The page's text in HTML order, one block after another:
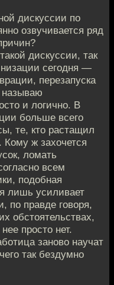
дискуссии по
озвучивается ряд
дискуссии, так
сегодня —
перезапуска
называю
и логично. В
больше всего
те, кто растащил
ж захочется
ломать
всем
подобная
лишь усиливает
по правде говоря,
обстоятельствах,
просто нет.
заново научат
так бездумно